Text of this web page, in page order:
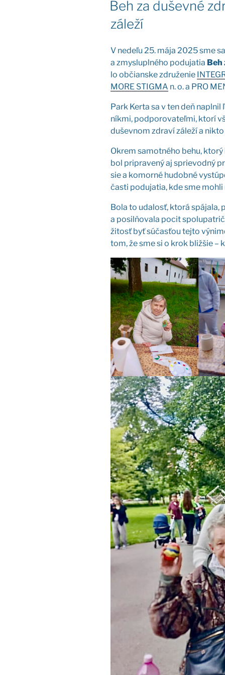
Beh za duševné
záleží
V nede­ľu 25. mája 2025 sme
a zmys­lu­pl­né­ho podu­ja­tia Beh
lo občian­ske zdru­že­nie
MORE STIGMA n. o. a PRO
Park Ker­ta sa v ten deň
ník­mi, pod­po­ro­va­teľ­mi, kto­rí
dušev­nom zdra­ví zále­ží a
Okrem samot­né­ho behu,
bol pri­pra­ve­ný aj sprie­vod­ný
sie a komor­né hudob­né
čas­ti podu­ja­tia, kde sme
Bola to uda­losť, kto­rá spá­ja­la,
a posil­ňo­va­la pocit
ži­tosť byť súčas­ťou tej­to
tom, že sme si o krok bliž­šie –